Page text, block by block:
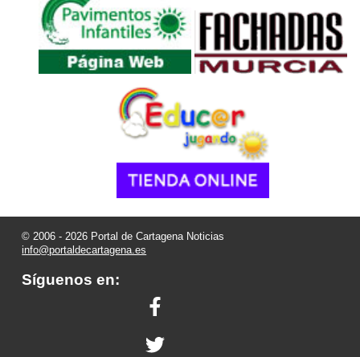
© 2006 - 2026 Portal de Cartagena Noticias
info@portaldecartagena.es
Síguenos en: